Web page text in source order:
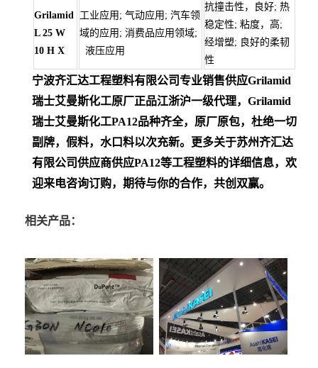
Grilamid
L 25 W
10 H X
工业应用; 气动应用; 汽车领
域的应用; 消费品应用领域;
液压应用
抗撞击性，良好; 热
稳定性; 粘度，高;
经增塑; 良好的柔韧
性
宁波齐汇达工程塑料有限公司专业销售供应Grilamid
瑞士艾曼斯化工原厂正品江浙沪一级代理，Grilamid
瑞士艾曼斯化工PA12品种齐全，原厂原包，杜绝一切
副牌，假料，水口料以次充新。更多关于苏州齐汇达
有限公司供应商供应PA12等工程塑料的详细信息，欢
迎来电咨询订购，期待与你的合作，共创双赢。
相关产品：